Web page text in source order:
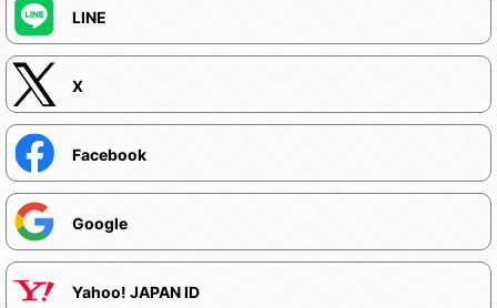
LINE
X
Facebook
Google
Yahoo! JAPAN ID